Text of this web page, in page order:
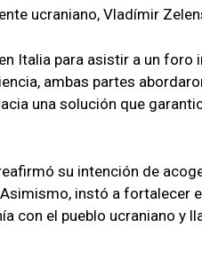
ucraniano, Vladímir
Italia para asistir a un foro
ambas partes
una solución que
su intención de
instó a fortalecer
con el pueblo ucraniano y